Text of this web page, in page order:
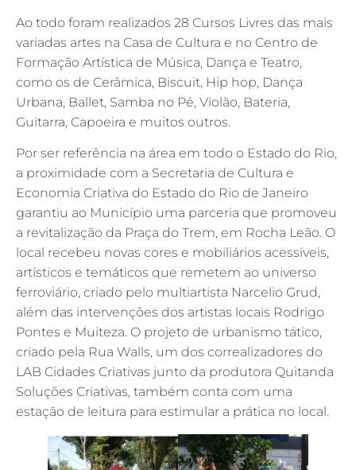
Ao todo foram realizados 28 Cursos Livres das mais
variadas artes na Casa de Cultura e no Centro de
Formação Artística de Música, Dança e Teatro,
como os de Cerâmica, Biscuit, Hip hop, Dança
Urbana, Ballet, Samba no Pé, Violão, Bateria,
Guitarra, Capoeira e muitos outros.
Por ser referência na área em todo o Estado do Rio,
a proximidade com a Secretaria de Cultura e
Economia Criativa do Estado do Rio de Janeiro
garantiu ao Município uma parceria que promoveu
a revitalização da Praça do Trem, em Rocha Leão. O
local recebeu novas cores e mobiliários acessíveis,
artísticos e temáticos que remetem ao universo
ferroviário, criado pelo multiartista Narcelio Grud,
além das intervenções dos artistas locais Rodrigo
Pontes e Muiteza. O projeto de urbanismo tático,
criado pela Rua Walls, um dos correalizadores do
LAB Cidades Criativas junto da produtora Quitanda
Soluções Criativas, também conta com uma
estação de leitura para estimular a prática no local.